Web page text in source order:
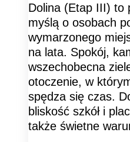
Dolina (Etap III) to
myślą o osobach
wymarzonego
na lata. Spokój,
wszechobecna
otoczenie, w
spędza się czas.
bliskość szkół i
także świetne